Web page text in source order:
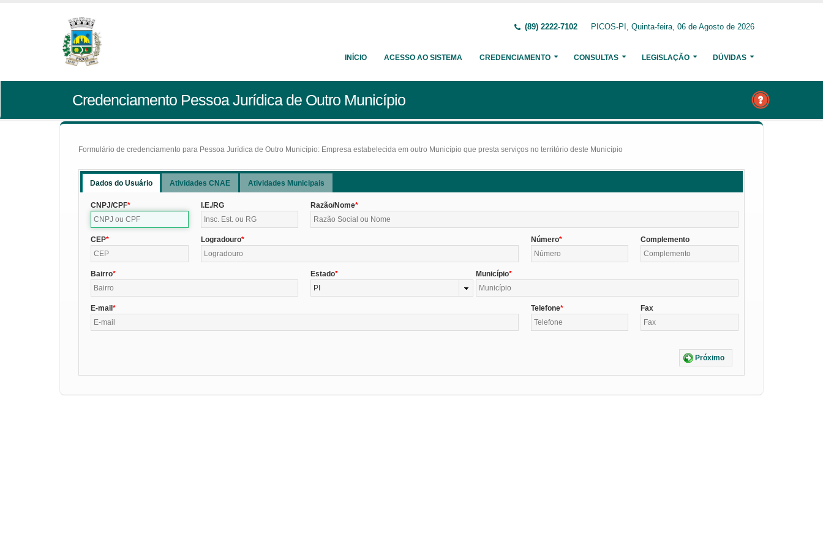
(89) 2222-7102 PICOS-PI, Quinta-feira, 06 de Agosto de 2026
INÍCIO ACESSO AO SISTEMA CREDENCIAMENTO CONSULTAS LEGISLAÇÃO DÚVIDAS
Credenciamento Pessoa Jurídica de Outro Município
Formulário de credenciamento para Pessoa Jurídica de Outro Município: Empresa estabelecida em outro Município que presta serviços no território deste Município
Dados do Usuário Atividades CNAE Atividades Municipais
CNPJ/CPF I.E./RG Razão/Nome
CEP Logradouro Número Complemento
Bairro
Estado
PI
Município
E-mail Telefone Fax
Próximo